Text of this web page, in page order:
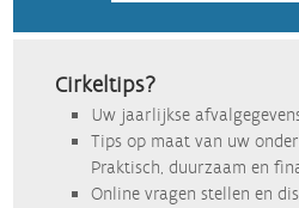
Cirkeltips?
Uw jaarlijkse
Tips op maat van uw
Praktisch, duurzaam en
Online vragen stellen en